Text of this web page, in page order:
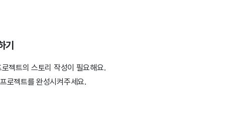
기
젝트의 스토리 작성이 필요해요.
로젝트를 완성시켜주세요.